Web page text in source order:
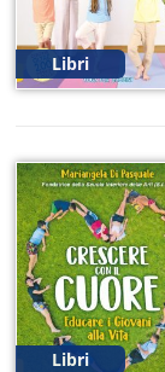
Libri
Libri